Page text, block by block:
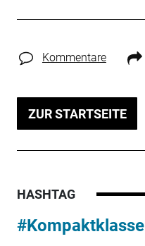
Kommentare
ZUR STARTSEITE
HASHTAG
#Kompaktklasse